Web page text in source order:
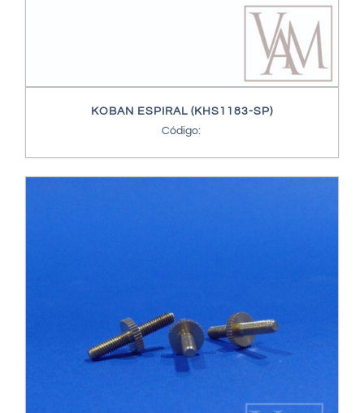
KOBAN ESPIRAL (KHS1183-SP)
Código: